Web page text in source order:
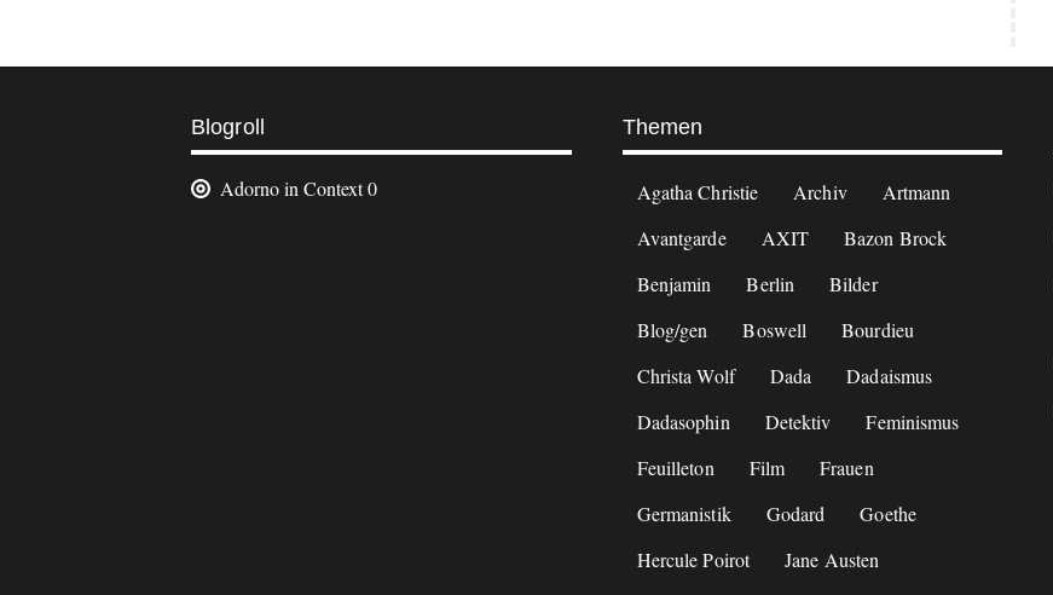
Weitere
Informationen
Blogroll
Adorno in Context0
Themen
Agatha Christie Archiv
Artmann
Avantgarde
AXIT
Bazon Brock
Benjamin
Berlin
Bilder
Blog/gen
Boswell
Bourdieu
Christa Wolf
Dada
Dadaismus
Dadasophin
Detektiv
Feminismus
Feuilleton
Film
Frauen
Germanistik
Godard
Goethe
Hercule Poirot
Jane Austen